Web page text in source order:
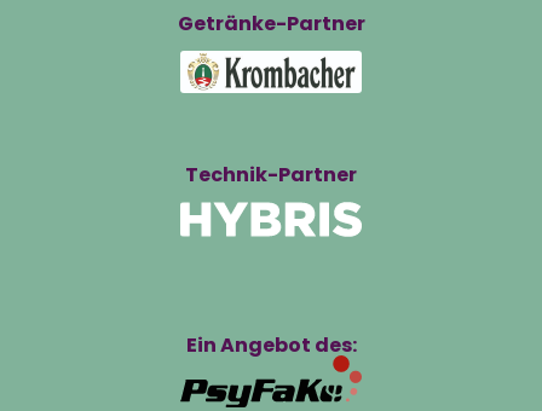
Getränke-Partner
Technik-Partner
Ein Angebot des: